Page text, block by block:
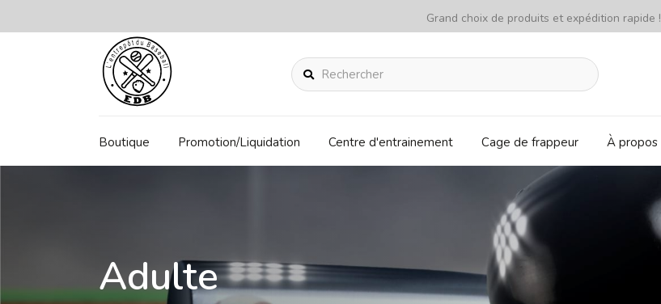
Grand choix de produits et expédition rapide !
Rechercher
Boutique Promotion/Liquidation Centre d'entrainement Cage de frappeur À propos
Adulte